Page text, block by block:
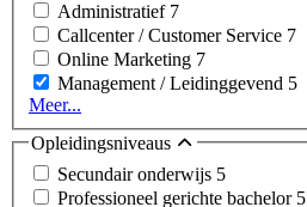
Administratief 7
Callcenter / Customer Service 7
Online Marketing 7
Management / Leidinggevend 5
Meer...
Opleidingsniveaus
Secundair onderwijs 5
Professioneel gerichte bachelor 5